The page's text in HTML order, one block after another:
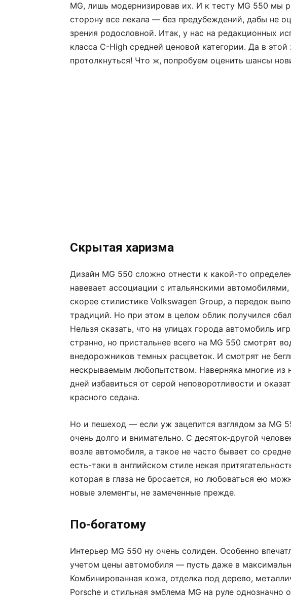
MG, лишь модернизировав их. И к тесту MG 550 мы
сторону все лекала — без предубеждений, дабы не
зрения родословной. Итак, у нас на редакционных
класса C-High средней ценовой категории. Да в
протолкнуться! Что ж, попробуем оценить шансы
Скрытая харизма
Дизайн MG 550 сложно отнести к какой-то
навевает ассоциации с итальянскими
скорее стилистике Volkswagen Group, а передок
традиций. Но при этом в целом облик получился
Нельзя сказать, что на улицах города автомобиль
странно, но пристальнее всего на MG 550 смотрят
внедорожников темных расцветок. И смотрят не
нескрываемым любопытством. Наверняка многие из
дней избавиться от серой неповоротливости и
красного седана.
Но и пешеход — если уж зацепится взглядом за MG
очень долго и внимательно. С десяток-другой
возле автомобиля, а такое не часто бывает со
есть-таки в английском стиле некая
которая в глаза не бросается, но любоваться ею
новые элементы, не замеченные прежде.
По-богатому
Интерьер MG 550 ну очень солиден. Особенно
учетом цены автомобиля — пусть даже в
Комбинированная кожа, отделка под дерево,
Porsche и стильная эмблема MG на руле однозначно